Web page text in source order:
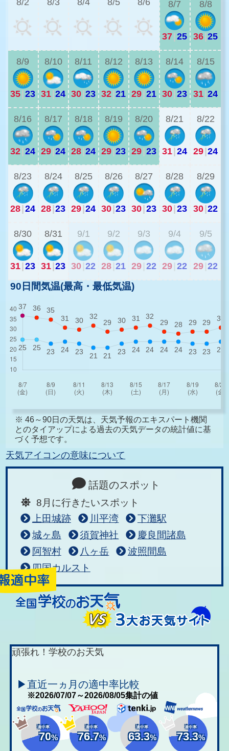
8/2 8/3 8/4 8/5 8/6 8/7
37|25
8/8
36|25
8/9
35|23
8/10
31|24
8/11
30|23
8/12
32|21
8/13
29|21
8/14
30|23
8/15
31|24
8/16
32|24
8/17
29|24
8/18
28|24
8/19
29|23
8/20
29|23
8/21
31|24
8/22
29|24
8/23
28|24
8/24
28|23
8/25
29|24
8/26
30|23
8/27
30|23
8/28
30|23
8/29
30|22
8/30
31|23
8/31
31|23
9/1
30 22
9/2
28 21
9/3
29 22
9/4
29 22
9/5
29 22
90日間気温(最高・最低気温)
※ 46～90日の天気は、天気予報のエキスパート機関
とのタイアップによる過去の天気データの統計値に基
づく予想です。
天気アイコンの意味について
話題のスポット
8月に行きたいスポット
上田城跡
川平湾
下灘駅
城ヶ島
須賀神社
慶良間諸島
阿智村
八ヶ岳
波照間島
四国カルスト
頑張れ！学校のお天気
▶直近一ヵ月の適中率比較
※2026/07/07～2026/08/05集計の値
適中率
70%
適中率
76.7%
適中率
63.3%
適中率
73.3%